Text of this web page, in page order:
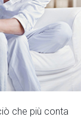
che più conta